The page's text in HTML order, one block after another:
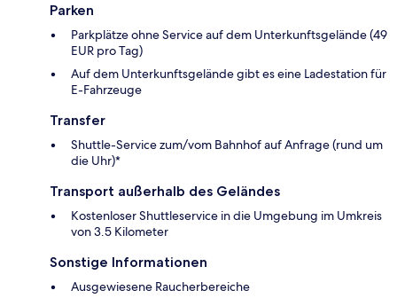
Parken
Parkplätze ohne Service auf dem Unterkunftsgelände (49
EUR pro Tag)
Auf dem Unterkunftsgelände gibt es eine Ladestation für
E-Fahrzeuge
Transfer
Shuttle-Service zum/vom Bahnhof auf Anfrage (rund um
die Uhr)*
Transport außerhalb des Geländes
Kostenloser Shuttleservice in die Umgebung im Umkreis
von 3.5 Kilometer
Sonstige Informationen
Ausgewiesene Raucherbereiche